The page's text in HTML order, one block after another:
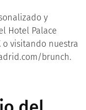
y
Hotel Palace
o visitando nuestra
brunch.